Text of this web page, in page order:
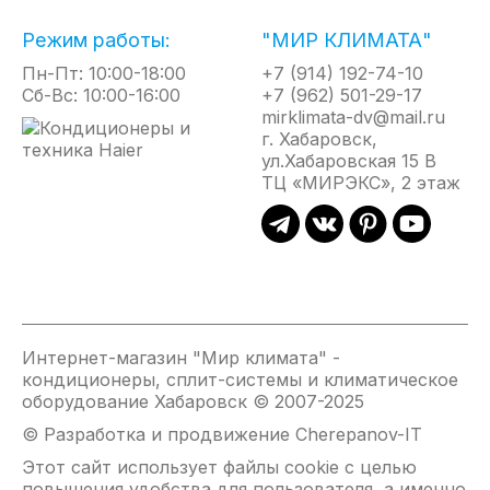
Блок Oxigent fresh, оснащен воздушным фильтром,
центробежным вентилятором и устанавливается
снаружи здания. Он осуществляет подачу, воздуха
с улицы по специальному воздуховоду. Объем
подачи свежего воздуха контролирует процессор
внутреннего блока. Система Haier может подавать
ФУНКЦИЯ ОБЪЕМНОГО ВОЗДУШНОГО
и получения эффекта естественной циркуляции
воздуха предусмот ре ноавтоматическое
согласование качания сдвоенных горизонтальных
заслонок и жалюзи с вертикальными створками.
ВОЗДУШНЫЙ ПОТОК 12М
Режим работы:
Пн-Пт: 10:00-18:00
Сб-Вс: 10:00-16:00
"МИР КЛИМАТА"
+7 (914) 192-74-10
+7 (962) 501-29-17
mirklimata-dv@mail.ru
г. Хабаровск,
ул.Хабаровская 15 В
ТЦ «МИРЭКС», 2 этаж
Интернет-магазин "Мир климата" -
кондиционеры, сплит-системы и климатическое
оборудование Хабаровск © 2007-2025
© Разработка и продвижение Cherepanov-IT
Этот сайт использует файлы cookie с целью